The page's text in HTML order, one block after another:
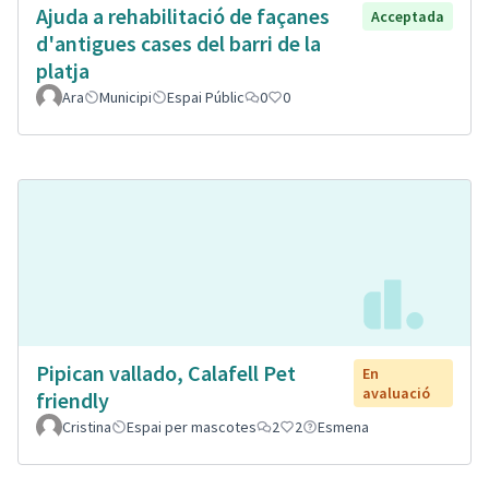
Ajuda a rehabilitació de façanes
d'antigues cases del barri de la
platja
Acceptada
Ara Municipi Espai Públic 0 0
Pipican vallado, Calafell Pet
friendly
En
avaluació
Cristina
Espai per mascotes 2 2 Esmena